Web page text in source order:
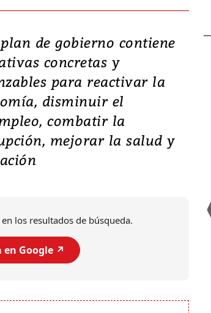
de gobierno contiene
concretas y
para reactivar la
disminuir el
combatir la
mejorar la salud y
los resultados de búsqueda.
en Google ↗️
Video, Japón: Terremoto
deja heridos y graves
daños en Kumamoto
7,1 se registró este martes 28 de
julio en la prefectura de Kumamoto,
al sur de Japón, provocando una